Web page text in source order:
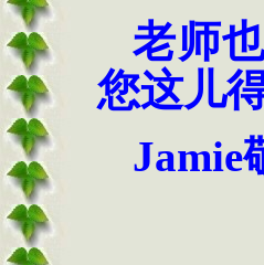
老师
您这儿
Jamie